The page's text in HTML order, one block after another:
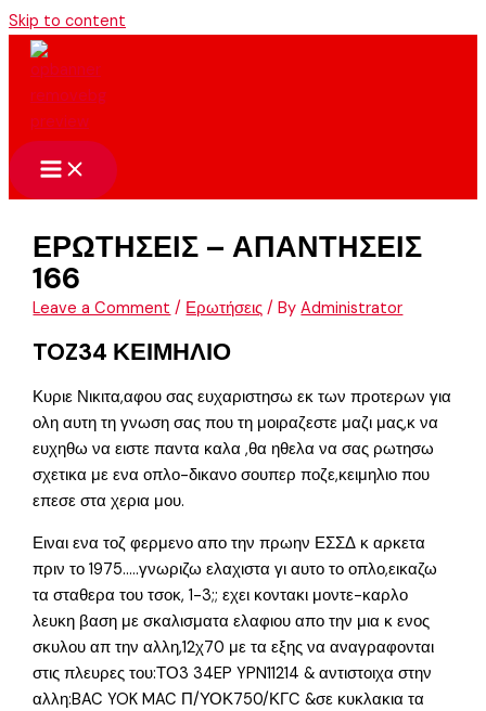
Skip to content
ΕΡΩΤΗΣΕΙΣ – ΑΠΑΝΤΗΣΕΙΣ
166
Leave a Comment / Ερωτήσεις / ByAdministrator
TOZ34 ΚΕΙΜΗΛΙΟ
Κυριε Νικιτα,αφου σας ευχαριστησω εκ των προτερων για
ολη αυτη τη γνωση σας που τη μοιραζεστε μαζι μας,κ να
ευχηθω να ειστε παντα καλα ,θα ηθελα να σας ρωτησω
σχετικα με ενα οπλο-δικανο σουπερ ποζε,κειμηλιο που
επεσε στα χερια μου.
Ειναι ενα τοζ φερμενο απο την πρωην ΕΣΣΔ κ αρκετα
πριν το 1975…..γνωριζω ελαχιστα γι αυτο το οπλο,εικαζω
τα σταθερα του τσοκ, 1-3;; εχει κοντακι μοντε-καρλο
λευκη βαση με σκαλισματα ελαφιου απο την μια κ ενος
σκυλου απ την αλλη,12χ70 με τα εξης να αναγραφονται
στις πλευρες του:ΤΟ3 34EP YPN11214 & αντιστοιχα στην
αλλη:BAC YOK MAC Π/ΥΟΚ750/ΚΓC &σε κυκλακια τα